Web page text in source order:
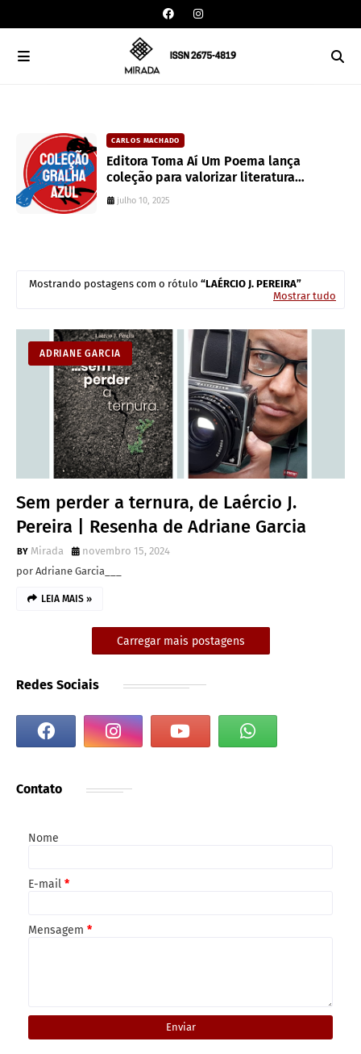
CARLOS MACHADO
Editora Toma Aí Um Poema lança
coleção para valorizar literatura
paranaense
julho 10, 2025
Mostrando postagens com o rótulo
LAÉRCIO J. PEREIRA
Mostrar tudo
ADRIANE GARCIA
Sem perder a ternura, de Laércio J.
Pereira | Resenha de Adriane Garcia
Mirada
novembro 15, 2024
por Adriane Garcia___
LEIA MAIS »
Carregar mais postagens
Redes Sociais
Contato
Nome
E-mail *
Mensagem *